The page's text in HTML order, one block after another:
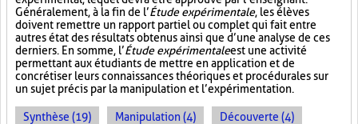
Généralement, à la fin de l’Étude expérimentale, les élèves
doivent remettre un rapport partiel ou complet qui fait entre
autres état des résultats obtenus ainsi que d’une analyse de ces
derniers. En somme, l’Étude expérimentaleest une activité
permettant aux étudiants de mettre en application et de
concrétiser leurs connaissances théoriques et procédurales sur
un sujet précis par la manipulation et l’expérimentation.
Synthèse (19) Manipulation (4) Découverte (4)